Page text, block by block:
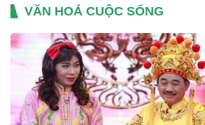
VĂN HOÁ CUỘC SỐNG